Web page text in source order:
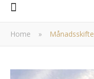
Home » Månadsskifte